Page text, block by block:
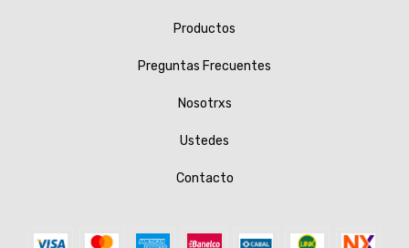
Productos
Preguntas Frecuentes
Nosotrxs
Ustedes
Contacto